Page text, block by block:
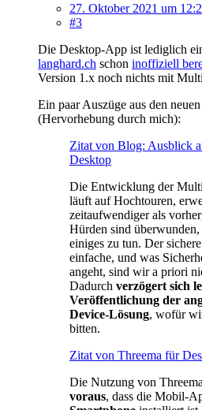
27. Oktober 2021 um
#3
Die Desktop-App ist lediglich
langhard.ch schon inoffiziell
Version 1.x noch nichts mit
Ein paar Auszüge aus den
(Hervorhebung durch mich):
Zitat von Blog: Ausblick
Desktop
Die Entwicklung der
läuft auf Hochtouren,
zeitaufwendiger als
Hürden sind
einiges zu tun. Der
einfache, und was
angeht, sind wir a priori
Dadurch verzögert sich
Veröffentlichung der
Device-Lösung, wofür
bitten.
Zitat von Threema für
Die Nutzung von
voraus, dass die Mobil-